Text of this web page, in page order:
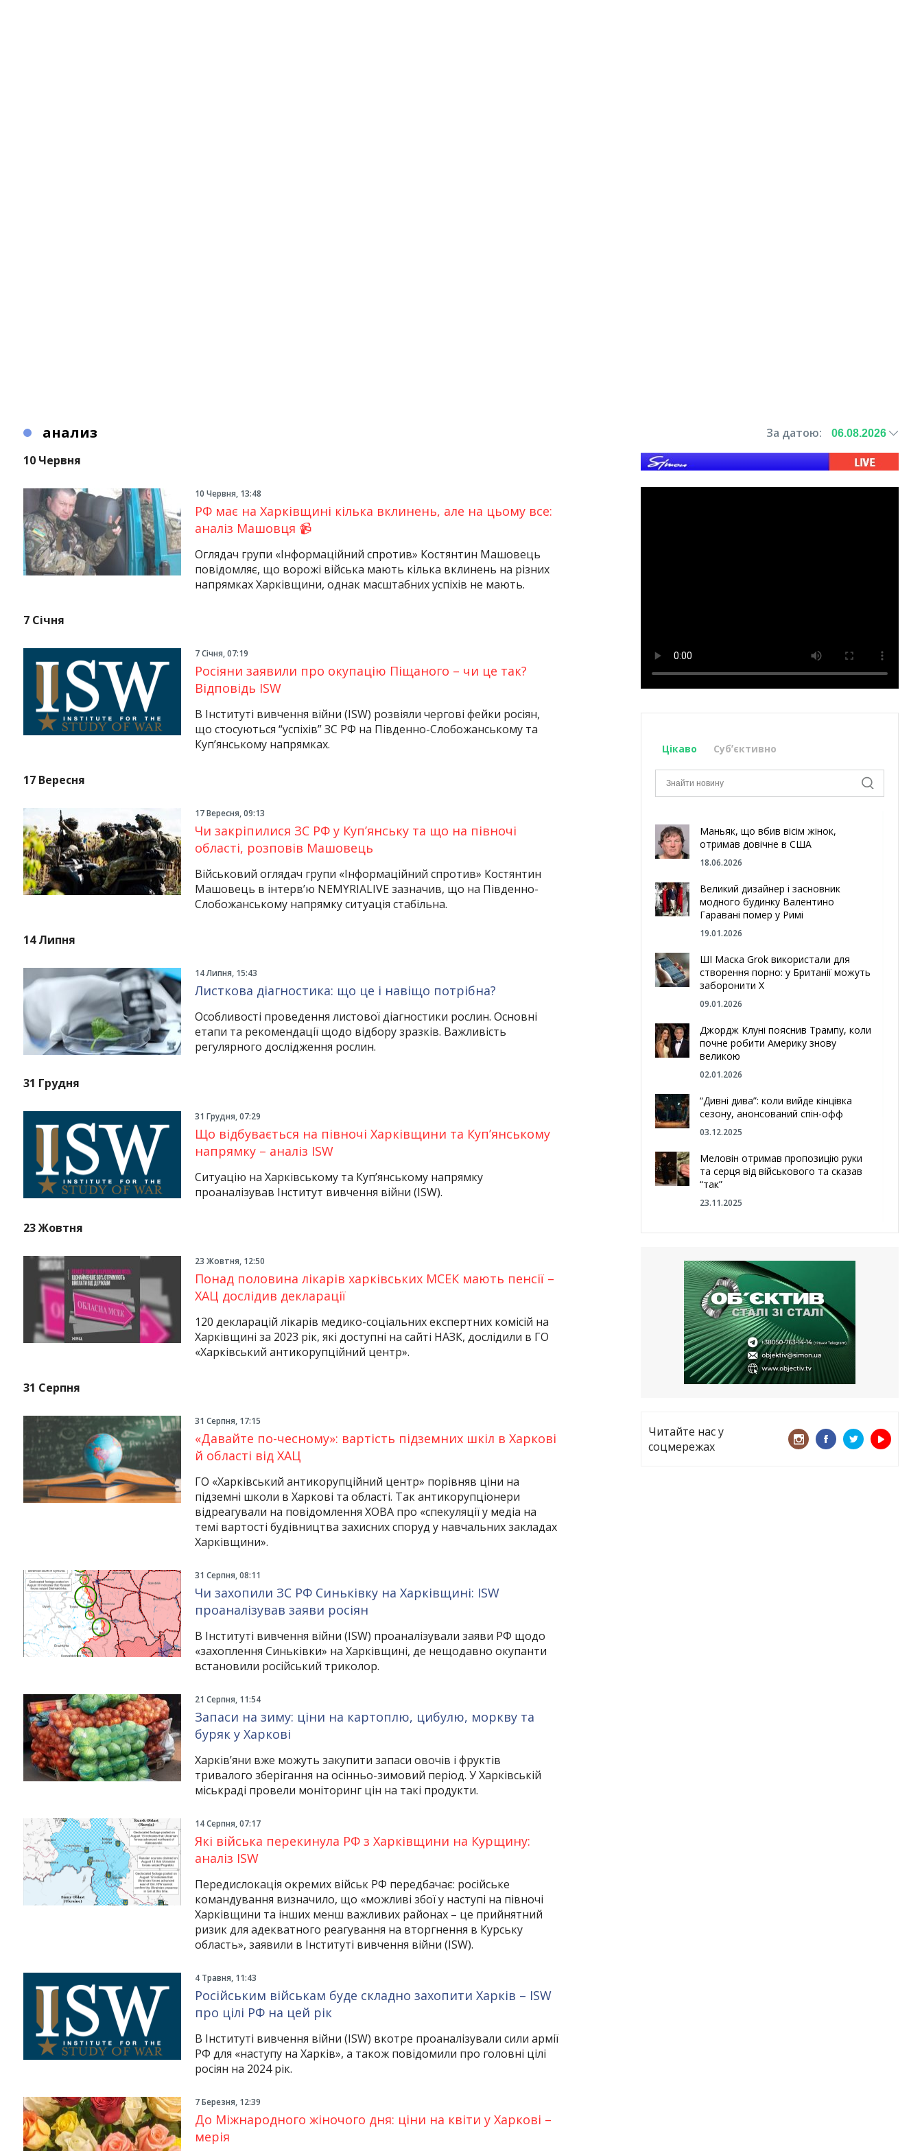
анализ
За датою:
10 Червня
10 Червня, 13:48
РФ має на Харківщині кілька вклинень, але на цьому все:
аналіз Машовця 📹
Оглядач групи «Інформаційний спротив» Костянтин Машовець
повідомляє, що ворожі війська мають кілька вклинень на різних
напрямках Харківщини, однак масштабних успіхів не мають.
7 Січня
7 Січня, 07:19
Росіяни заявили про окупацію Піщаного – чи це так?
Відповідь ISW
В Інституті вивчення війни (ISW) розвіяли чергові фейки росіян,
що стосуються “успіхів” ЗС РФ на Південно-Слобожанському та
Куп’янському напрямках.
17 Вересня
17 Вересня, 09:13
Чи закріпилися ЗС РФ у Куп’янську та що на півночі
області, розповів Машовець
Військовий оглядач групи «Інформаційний спротив» Костянтин
Машовець в інтерв’ю NEMYRIALIVE зазначив, що на Південно-
Слобожанському напрямку ситуація стабільна.
14 Липня
14 Липня, 15:43
Листкова діагностика: що це і навіщо потрібна?
Особливості проведення листової діагностики рослин. Основні
етапи та рекомендації щодо відбору зразків. Важливість
регулярного дослідження рослин.
31 Грудня
31 Грудня, 07:29
Що відбувається на півночі Харківщини та Куп’янському
напрямку – аналіз ISW
Ситуацію на Харківському та Куп’янському напрямку
проаналізував Інститут вивчення війни (ISW).
23 Жовтня
23 Жовтня, 12:50
Понад половина лікарів харківських МСЕК мають пенсії –
ХАЦ дослідив декларації
120 декларацій лікарів медико-соціальних експертних комісій на
Харківщині за 2023 рік, які доступні на сайті НАЗК, дослідили в ГО
«Харківський антикорупційний центр».
31 Серпня
31 Серпня, 17:15
«Давайте по-чесному»: вартість підземних шкіл в Харкові
й області від ХАЦ
ГО «Харківський антикорупційний центр» порівняв ціни на
підземні школи в Харкові та області. Так антикорупціонери
відреагували на повідомлення ХОВА про «спекуляції у медіа на
темі вартості будівництва захисних споруд у навчальних закладах
Харківщини».
31 Серпня, 08:11
Чи захопили ЗС РФ Синьківку на Харківщині: ISW
проаналізував заяви росіян
В Інституті вивчення війни (ISW) проаналізували заяви РФ щодо
«захоплення Синьківки» на Харківщині, де нещодавно окупанти
встановили російський триколор.
21 Серпня, 11:54
Запаси на зиму: ціни на картоплю, цибулю, моркву та
буряк у Харкові
Харків’яни вже можуть закупити запаси овочів і фруктів
тривалого зберігання на осінньо-зимовий період. У Харківській
міськраді провели моніторинг цін на такі продукти.
14 Серпня, 07:17
Які війська перекинула РФ з Харківщини на Курщину:
аналіз ISW
Передислокація окремих військ РФ передбачає: російське
командування визначило, що «можливі збої у наступі на півночі
Харківщини та інших менш важливих районах – це прийнятний
ризик для адекватного реагування на вторгнення в Курську
область», заявили в Інституті вивчення війни (ISW).
4 Травня, 11:43
Російським військам буде складно захопити Харків – ISW
про цілі РФ на цей рік
В Інституті вивчення війни (ISW) вкотре проаналізували сили армії
РФ для «наступу на Харків», а також повідомили про головні цілі
росіян на 2024 рік.
7 Березня, 12:39
До Міжнародного жіночого дня: ціни на квіти у Харкові –
мерія
Цікаво Субʼєктивно
Маньяк, що вбив вісім жінок,
отримав довічне в США
18.06.2026
Великий дизайнер і засновник
модного будинку Валентино
Гаравані помер у Римі
19.01.2026
ШІ Маска Grok використали для
створення порно: у Британії можуть
заборонити Х
09.01.2026
Джордж Клуні пояснив Трампу, коли
почне робити Америку знову
великою
02.01.2026
“Дивні дива”: коли вийде кінцівка
сезону, анонсований спін-офф
03.12.2025
Меловін отримав пропозицію руки
та серця від військового та сказав
“так”
23.11.2025
23.09.2025
Лікарі назвали спрей для носа, що
допоможе запобігти COVID-19 –
CNN
12.09.2025
Читайте нас у
соцмережах
InstagramFacebook
TwitterYoutube